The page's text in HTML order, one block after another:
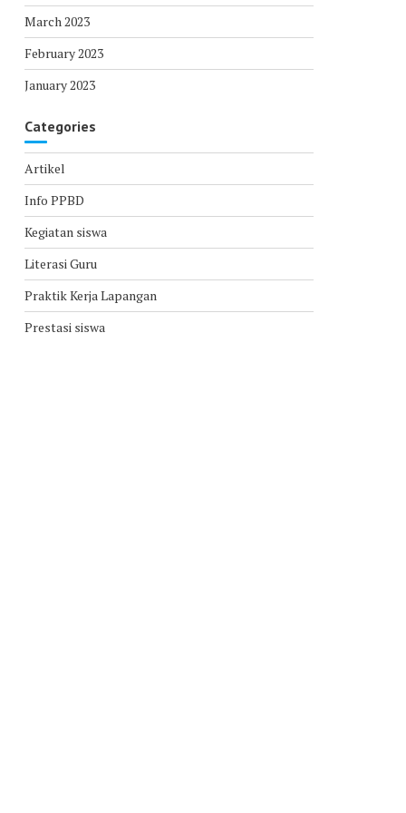
March 2023
February 2023
January 2023
Categories
Artikel
Info PPBD
Kegiatan siswa
Literasi Guru
Praktik Kerja Lapangan
Prestasi siswa